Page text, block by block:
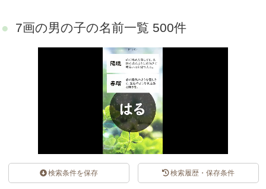
7画の男の子の名前一覧 500件
検索条件を保存 検索履歴・保存条件